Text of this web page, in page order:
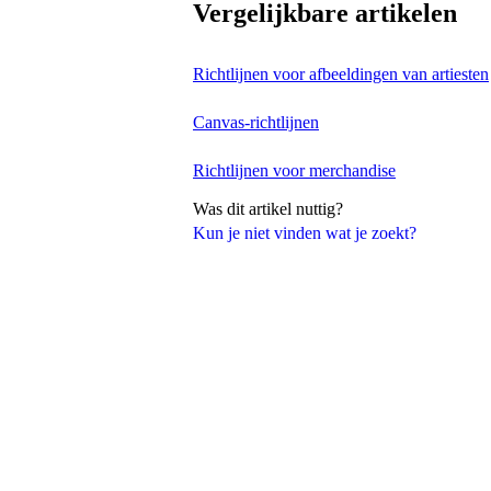
Kun je niet vinden wat je zoekt?
Vergelijkbare artikelen
Richtlijnen voor afbeeldingen van artiesten
Canvas-richtlijnen
Richtlijnen voor merchandise
Was dit artikel nuttig?